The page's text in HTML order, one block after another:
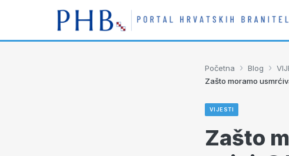
Početna › Blog ›
Zašto moramo
VIJESTI
Zašto